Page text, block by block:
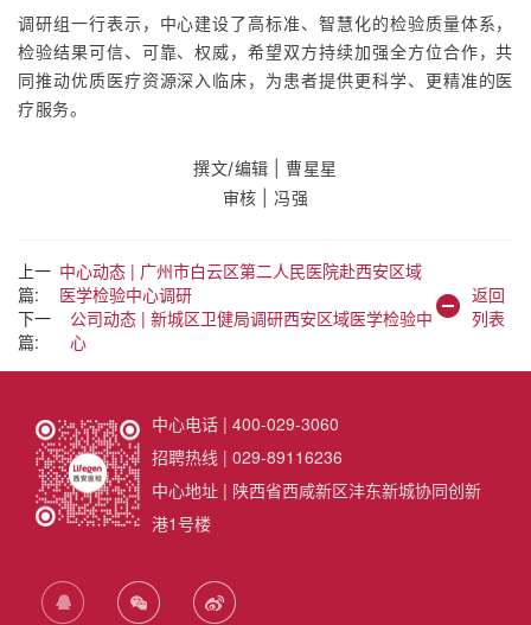
调研组一行表示，中心建设了高标准、智慧化的检验质量体系，
检验结果可信、可靠、权威，希望双方持续加强全方位合作，共
同推动优质医疗资源深入临床，为患者提供更科学、更精准的医
疗服务。
撰文/编辑 | 曹星星
审核 | 冯强
上一
篇:
中心动态 | 广州市白云区第二人民医院赴西安区域
医学检验中心调研
下一
篇:
公司动态 | 新城区卫健局调研西安区域医学检验中
心
返回
列表
中心电话 | 400-029-3060
招聘热线 | 029-89116236
中心地址 | 陕西省西咸新区沣东新城协同创新
港1号楼